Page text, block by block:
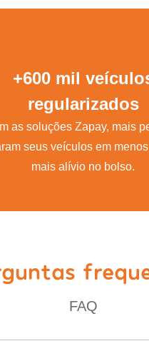
+600 mil
regularizados
as soluções Zapay, mais
seus veículos em
mais alívio no bolso.
FAQ